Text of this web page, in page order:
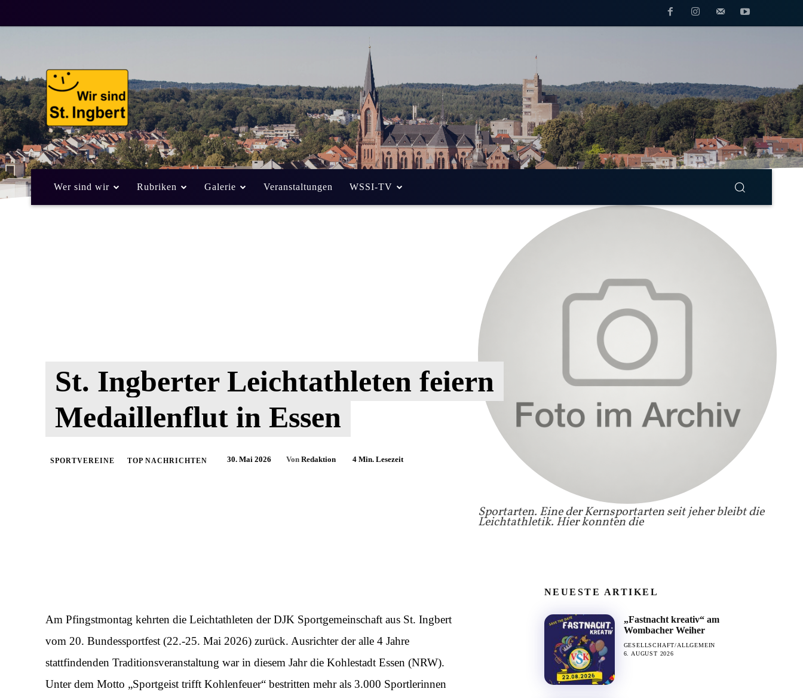
Wer sind wir Rubriken Galerie Veranstaltungen WSSI-TV
Sportarten. Eine der Kernsportarten seit jeher bleibt die
Leichtathletik. Hier konnten die
St. Ingberter Leichtathleten feiern
Medaillenflut in Essen
SPORTVEREINE TOP NACHRICHTEN 30. Mai 2026 Von Redaktion 4 Min. Lesezeit
Am Pfingstmontag kehrten die Leichtathleten der DJK Sportgemeinschaft aus St. Ingbert
vom 20. Bundessportfest (22.-25. Mai 2026) zurück. Ausrichter der alle 4 Jahre
stattfindenden Traditionsveranstaltung war in diesem Jahr die Kohlestadt Essen (NRW).
Unter dem Motto „Sportgeist trifft Kohlenfeuer“ bestritten mehr als 3.000 Sportlerinnen
NEUESTE ARTIKEL
„Fastnacht kreativ“ am
Wombacher Weiher
GESELLSCHAFT/ALLGEMEIN
6. AUGUST 2026